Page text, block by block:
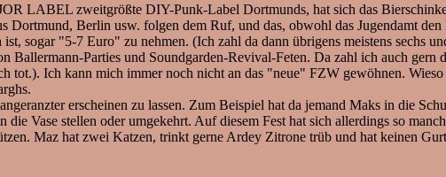
LABEL zweitgrößte DIY-Punk-Label Dortmunds, hat sich das
Dortmund, Berlin usw. folgen dem Ruf, und das, obwohl das Jugendamt
sogar "5-7 Euro" zu nehmen. (Ich zahl da dann übrigens meistens sechs
Ballermann-Parties und Soundgarden-Revival-Feten. Da zahl ich auch
tot.). Ich kann mich immer noch nicht an das "neue" FZW gewöhnen.
erscheinen zu lassen. Zum Beispiel hat da jemand Maks in die
Vase stellen oder umgekehrt. Auf diesem Fest hat sich allerdings so
Maz hat zwei Katzen, trinkt gerne Ardey Zitrone trüb und hat keinen